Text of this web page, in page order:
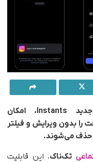
اینستاگرام با معرفی قابلیت جدید Instants، امکان
را بدون ویرایش و فیلتر
حذف می‌شوند.
تک‌ناک، این قابلیت